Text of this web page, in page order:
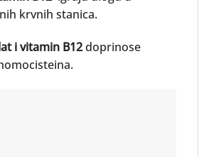
krvnih stanica.
i vitamin B12doprinose